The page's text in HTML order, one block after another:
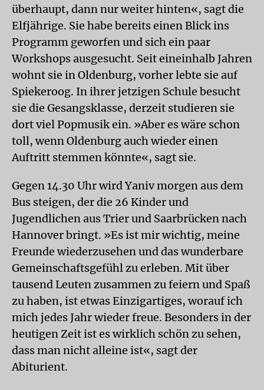
überhaupt, dann nur weiter hinten«, sagt die
Elfjährige. Sie habe bereits einen Blick ins
Programm geworfen und sich ein paar
Workshops ausgesucht. Seit eineinhalb Jahren
wohnt sie in Oldenburg, vorher lebte sie auf
Spiekeroog. In ihrer jetzigen Schule besucht
sie die Gesangsklasse, derzeit studieren sie
dort viel Popmusik ein. »Aber es wäre schon
toll, wenn Oldenburg auch wieder einen
Auftritt stemmen könnte«, sagt sie.
Gegen 14.30 Uhr wird Yaniv morgen aus dem
Bus steigen, der die 26 Kinder und
Jugendlichen aus Trier und Saarbrücken nach
Hannover bringt. »Es ist mir wichtig, meine
Freunde wiederzusehen und das wunderbare
Gemeinschaftsgefühl zu erleben. Mit über
tausend Leuten zusammen zu feiern und Spaß
zu haben, ist etwas Einzigartiges, worauf ich
mich jedes Jahr wieder freue. Besonders in der
heutigen Zeit ist es wirklich schön zu sehen,
dass man nicht alleine ist«, sagt der
Abiturient.